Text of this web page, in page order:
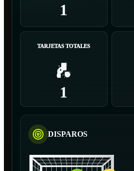
1
TARJETAS TOTALES
1
DISPAROS